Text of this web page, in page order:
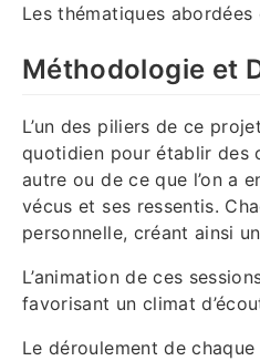
Les thématiques
Méthodologie et
L’un des piliers de ce
quotidien pour établir des
autre ou de ce que l’on a
vécus et ses ressentis.
personnelle, créant ainsi
L’animation de ces
favorisant un climat
Le déroulement de